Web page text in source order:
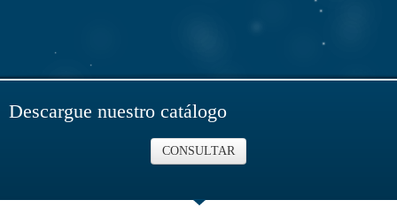
Descargue nuestro catálogo
CONSULTAR